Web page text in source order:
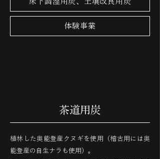
体験事業
​茶道用炭
植林した奥能登産クヌギを使用（稽古用には奥
能登産の自生ナラも使用）。